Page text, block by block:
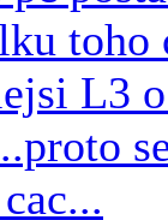
toho
L3